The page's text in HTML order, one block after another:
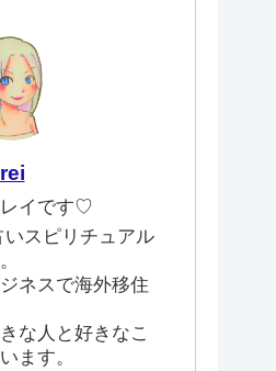
rei
イです♡
スピリチュアル
ネスで海外移住
な人と好きなこ
ます。